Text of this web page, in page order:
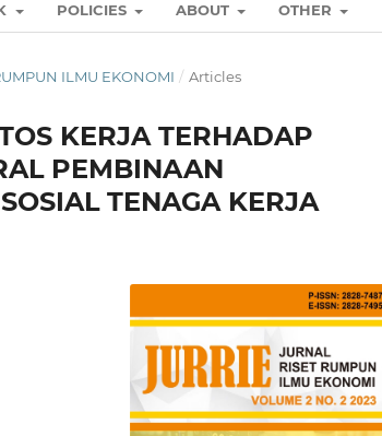
POLICIES ABOUT OTHER
ILMU EKONOMI / Articles
KERJA TERHADAP
PEMBINAAN
TENAGA KERJA